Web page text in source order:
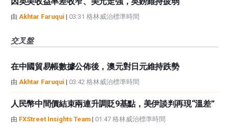
由 Akhtar Faruqui | 03:31 格林威治標準時間
交叉盤
在中國貿易帳數據公佈後，澳元對日元維持跌勢
由 Akhtar Faruqui | 03:42 格林威治標準時間
人民幣中間價結束兩連升調貶9基點，美伊談判再現“溫差”
由 FXStreet Insights Team | 01:47 格林威治標準時間